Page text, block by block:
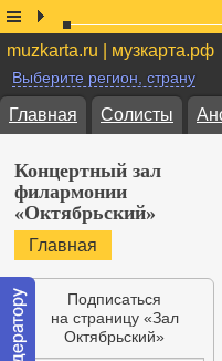
muzkarta.ru | музкарта.рф
Выберите регион, страну
Главная Солисты
Концертный зал
филармонии
«Октябрьский»
Главная
Подписаться
на страницу «Зал
Октябрьский»